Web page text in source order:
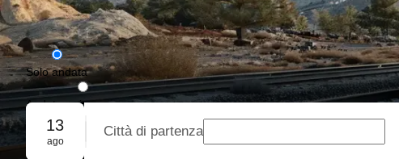
Solo andata
Andata e ritorno
Prenotazione di gruppo
13
ago
Città di partenza